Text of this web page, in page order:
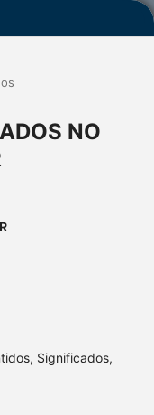
NO
Significados,